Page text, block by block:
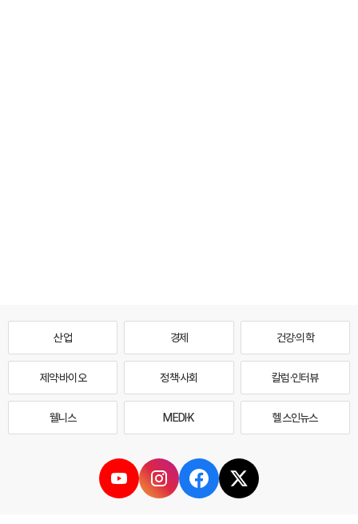
산업 경제 건강·의학
제약·바이오 정책·사회 칼럼·인터뷰
웰니스 MEDI·K 헬스인뉴스